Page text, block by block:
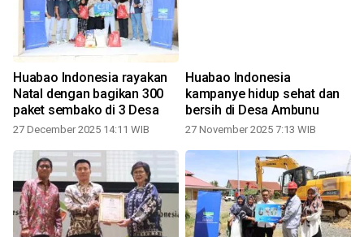
Huabao Indonesia rayakan
Natal dengan bagikan 300
paket sembako di 3 Desa
27 December 2025 14:11 WIB
Huabao Indonesia
kampanye hidup sehat dan
bersih di Desa Ambunu
27 November 2025 7:13 WIB